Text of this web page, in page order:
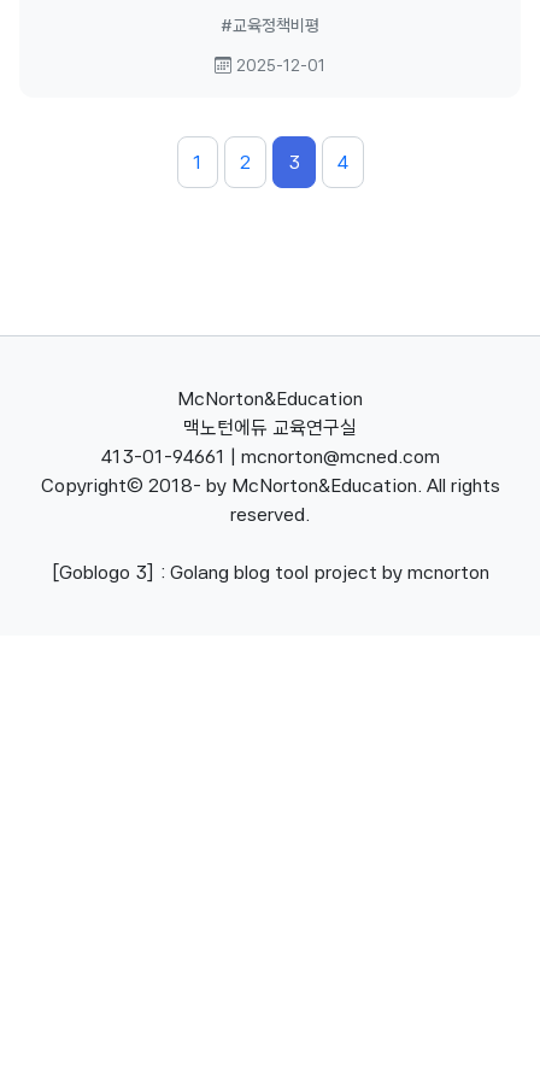
횡포? 부여된 책임과 권한의 무게? 두려
워 하는 사이. 한국 교육을 '상대평가' 해
#교육정책비평
2025-12-01
1 2 3 4
McNorton&Education
맥노턴에듀 교육연구실
413-01-94661 | mcnorton@mcned.com
Copyright(c) 2018- by McNorton&Education. All rights
reserved.
[Goblogo 3] : Golang blog tool project by mcnorton